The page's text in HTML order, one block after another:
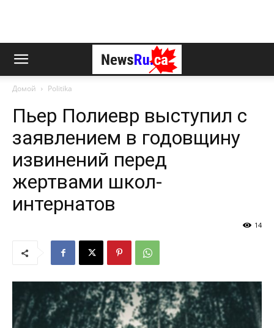
Домой Politika
Пьер Полиевр выступил с
заявлением в годовщину
извинений перед
жертвами школ-
интернатов
14